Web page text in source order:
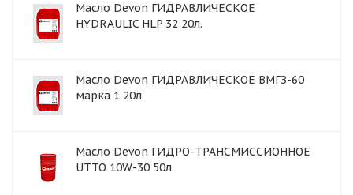
Масло Devon ГИДРАВЛИЧЕСКОЕ
HYDRAULIC HLP 32 20л.
Масло Devon ГИДРАВЛИЧЕСКОЕ ВМГЗ-60
марка 1 20л.
Масло Devon ГИДРО-ТРАНСМИССИОННОЕ
UTTO 10W-30 50л.